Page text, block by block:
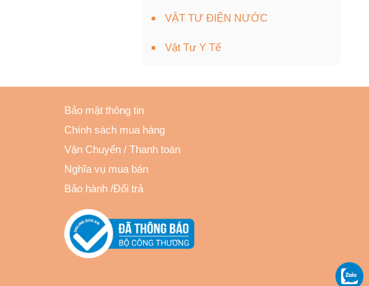
VẬT TƯ ĐIỆN NƯỚC
Vật Tư Y Tế
Bảo mật thông tin
Chính sách mua hàng
Vận Chuyển /Thanh toán
Nghĩa vụ mua bán
Bảo hành/Đổi trả